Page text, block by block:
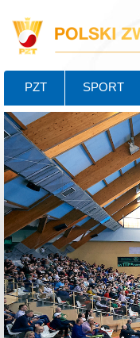
PZT SPORT